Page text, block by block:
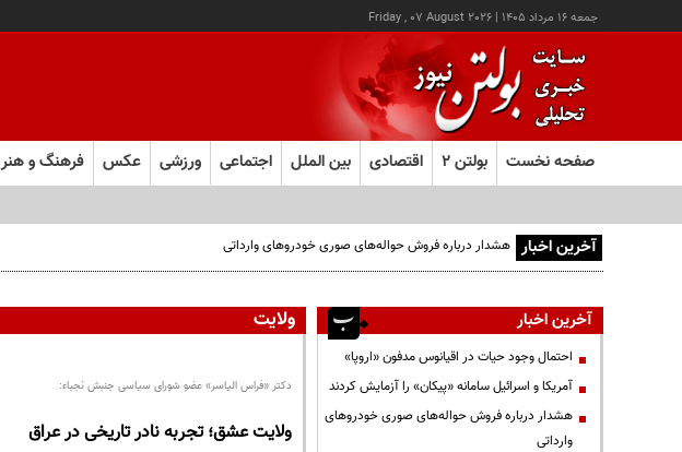
جمعه ۱۶ مرداد ۱۴۰۵ |
Friday , 07 August 2026
صفحه نخست بولتن ۲ اقتصادی بین الملل اجتماعی ورزشی عکس فرهنگ و هنر
آخرین اخبار هشدار درباره فروش حواله‌های صوری خودروهای وارداتی
ولایت
دکتر «فراس الیاسر» عضو شورای سیاسی جنبش نجباء:
ولایت عشق؛ تجربه نادر تاریخی در عراق
آخرین اخبار
احتمال وجود حیات در اقیانوس مدفون «اروپا»
آمریکا و اسرائیل سامانه «پیکان» را آزمایش کردند
هشدار درباره فروش حواله‌های صوری خودروهای
وارداتی